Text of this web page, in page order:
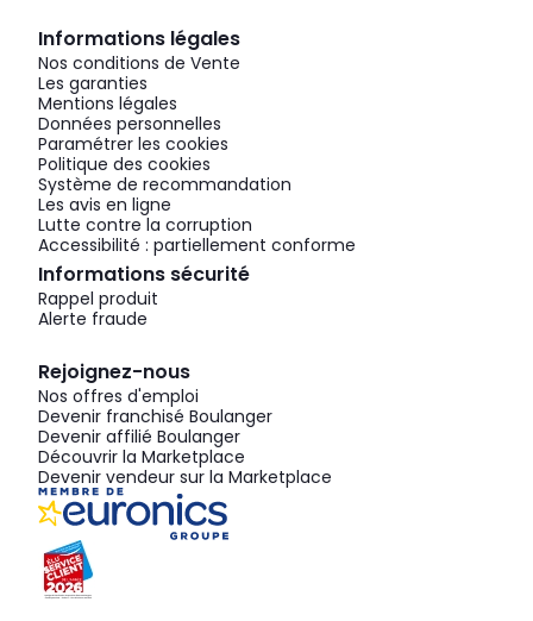
Informations légales
Nos conditions de Vente
Les garanties
Mentions légales
Données personnelles
Paramétrer les cookies
Politique des cookies
Système de recommandation
Les avis en ligne
Lutte contre la corruption
Accessibilité : partiellement conforme
Informations sécurité
Rappel produit
Alerte fraude
Rejoignez-nous
Nos offres d'emploi
Devenir franchisé Boulanger
Devenir affilié Boulanger
Découvrir la Marketplace
Devenir vendeur sur la Marketplace